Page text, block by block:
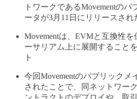
トワークであるMovementの
ータが3月11日にリリースされ
Movementは、EVMと互換性
ーサリアム上に展開すること
ト
今回Movementのパブリックメ
されたことで、同ネットワー